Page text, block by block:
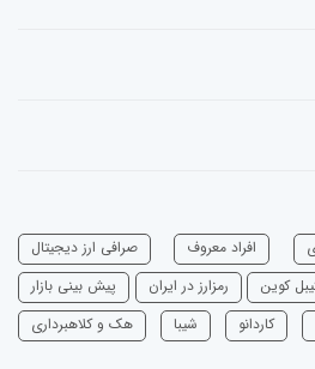
افراد معروف
صرافی ارز دیجیتال
کوین رمزارز در ایران
پیش بینی بازار
‌کاردانو شیبا هک و کلاهبرداری